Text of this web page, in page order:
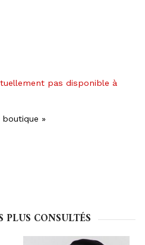
pas disponible à
boutique »
PLUS CONSULTÉS